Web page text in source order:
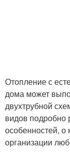
Отопление с
дома может
двухтрубной
видов подробно
особенностей, о
организации